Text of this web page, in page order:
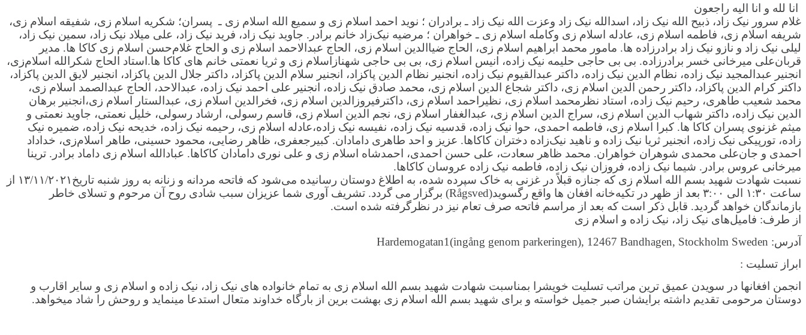
انا لله و انا الیه راجعون
غلام سرور نیک زاد، ذبیح الله نیک زاد، اسدالله نیک زاد وعزت الله نیک زاد ـ برادران ؛ نوید احمد اسلام زی و سمیع الله اسلام زی ـ پسران؛ شکریه اسلام زی، شفیقه اسلام زی،
شریفه اسلام زی، فاطمه اسلام زی، عادله اسلام زی وکامله اسلام زی ـ خواهران ؛ مرضیه نیک‌زاد خانم برادر. جاوید نیک زاد، فرید نیک زاد، علی میلاد نیک زاد، سمین نیک زاد،
لیلی نیک زاد و نازو نیک زاد برادرزاده ها. مامور محمد ابراهیم اسلام زی، الحاج ضیاالدین اسلام زی، الحاج عبدالاحمد اسلام زی و الحاج غلام‌حسن اسلام زی کاکا ها. مدیر
قربان‌علی میرخانی خسر برادرزاده. بی بی حاجی حلیمه نیک زاده، انیس اسلام زی، بی بی حاجی شهنازاسلام زی و ثریا نعمتی خانم های کاکا ها.استاد الحاج شکرالله اسلام‌زی،
انجنیر عبدالمجید نیک زاده، نظام الدین نیک زاده، داکتر عبدالقیوم نیک زاده، انجنیر نظام الدین پاکزاد، انجنیر سلام الدین پاکزاد، داکتر جلال الدین پاکزاد، انجنیر لایق الدین پاکزاد،
داکتر کرام الدین پاکزاد، داکتر رحمن الدین اسلام زی، داکتر شجاع الدین اسلام زی، محمد صادق نیک زاده، انجنیر علی احمد نیک زاده، عبدالاحد، الحاج عبدالصمد اسلام زی،
محمد شعیب طاهری، رحیم نیک زاده، استاد نظرمحمد اسلام زی، نظیراحمد اسلام زی، داکترفیروزالدین اسلام زی، فخرالدین اسلام زی، عبدالستار اسلام زی،انجنیر برهان
الدین نیک زاده، داکتر شهاب الدین اسلام زی، سراج الدین اسلام زی، عبدالغفار اسلام زی، نجم الدین اسلام زی، قاسم رسولی، ارشاد رسولی، خلیل نعمتی، جاوید نعمتی و
میثم غزنوی پسران کاکا ها. کبرا اسلام زی، فاطمه احمدی، حوا نیک زاده، قدسیه نیک زاده، نفیسه نیک زاده،عادله اسلام زی، رحیمه نیک زاده، خدیحه نیک زاده، ضمیره نیک
زاده، تورپیکی نیک زاده، انجنیر ثریا نیک زاده و ناهید نیک‌زاده دختران کاکاها. عزیز و احد طاهری دامادان. کبیرجعفری، ظاهر رضایی، محمود حسینی، طاهر اسلام‌زی، خداداد
احمدی و جان‌علی محمدی شوهران خواهران. محمد ظاهر سعادت، علی حسن احمدی، احمدشاه اسلام زی و علی نوری دامادان کاکاها. عبادالله اسلام زی داماد برادر. ترینا
میرخانی عروس برادر. شیما نیک زاده، فروزان نیک زاده، فاطمه نیک زاده عروسان کاکاها.
نسبت شهادت شهید بسم الله اسلام زی که جنازه قبلاً در غزنی به خاک سپرده شده، به اطلاغ دوستان رسانیده می‌شود که فاتحه مردانه و زنانه به روز شنبه تاریخ۱۳/۱۱/۲۰۲۱ از
ساعت ۱:۳۰ الی ۳:۰۰ بعد از ظهر در تکیه‌خانه افغان ها واقع رگسوید(Rågsved) برگزار می گردد. تشریف آوری شما عزیزان سبب شادی روح آن مرحوم و تسلای خاطر
بازماندگان خواهد گردید. قابل ذکر است که بعد از مراسم فاتحه صرف تعام نیز در نظرگرفته شده است.
از طرف: فامیل‌های نیک زاد، نیک زاده و اسلام زی
آدرس: Hardemogatan1(ingång genom parkeringen), 12467 Bandhagen, Stockholm Sweden
ابراز تسلیت :
انجمن افغانها در سویدن عمیق ترین مراتب تسلیت خویشرا بمناسبت شهادت شهید بسم الله اسلام زی به تمام خانواده های نیک زاد، نیک زاده و اسلام زی و سایر اقارب و
دوستان مرحومی تقدیم داشته برایشان صبر جمیل خواسته و برای شهید بسم الله اسلام زی بهشت برین از بارگاه خداوند متعال استدعا مینماید و روحش را شاد میخواهد.